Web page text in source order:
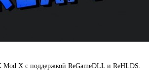
X с поддержкой ReGameDLL и ReHLDS.